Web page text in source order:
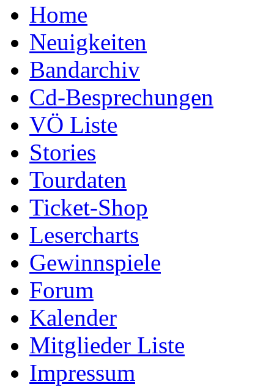
Home
Neuigkeiten
Bandarchiv
Cd-Besprechungen
VÖ Liste
Stories
Tourdaten
Ticket-Shop
Lesercharts
Gewinnspiele
Forum
Kalender
Mitglieder Liste
Impressum